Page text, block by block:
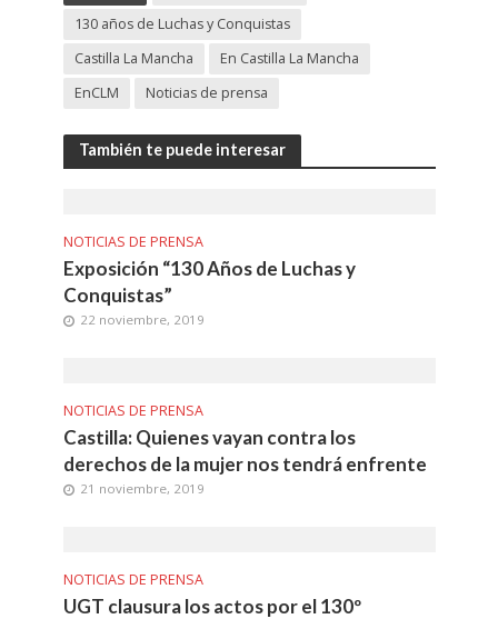
130 años de Luchas y Conquistas
Castilla La Mancha
En Castilla La Mancha
EnCLM
Noticias de prensa
También te puede interesar
NOTICIAS DE PRENSA
Exposición “130 Años de Luchas y
Conquistas”
22 noviembre, 2019
NOTICIAS DE PRENSA
Castilla: Quienes vayan contra los
derechos de la mujer nos tendrá enfrente
21 noviembre, 2019
NOTICIAS DE PRENSA
UGT clausura los actos por el 130º